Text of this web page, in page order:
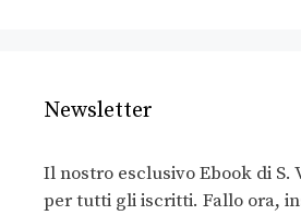
Newsletter
Il nostro esclusivo Ebook di S.
per tutti gli iscritti. Fallo ora,